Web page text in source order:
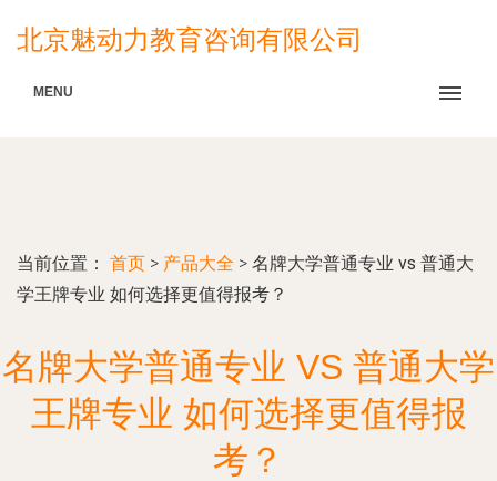
北京魅动力教育咨询有限公司
MENU
当前位置： 首页 > 产品大全 > 名牌大学普通专业 vs 普通大
学王牌专业 如何选择更值得报考？
名牌大学普通专业 VS 普通大学
王牌专业 如何选择更值得报
考？